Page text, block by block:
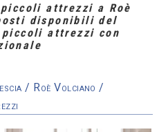
attrezzi a Roè
disponibili del
attrezzi con
/ Roè Volciano/